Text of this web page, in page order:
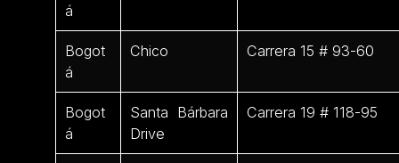
á
Bogot
á
Chico Carrera 15 # 93-60
Bogot
á
Santa Bárbara
Drive
Carrera 19 # 118-95